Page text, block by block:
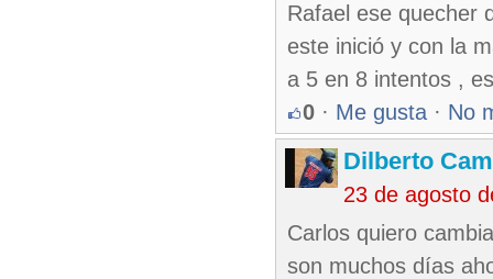
Rafael ese quecher
este inició y con la
a 5 en 8 intentos ,
0 · Me gusta · No
Dilberto
23 de agosto
Carlos quiero
son muchos días